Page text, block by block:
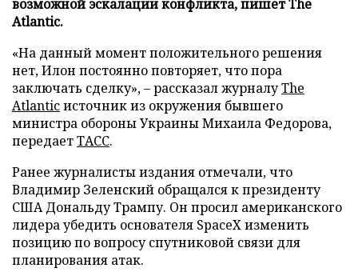
возможной эскалации конфликта, пишет The
Atlantic.
«На данный момент положительного решения
нет, Илон постоянно повторяет, что пора
заключать сделку», – рассказал журналуThe
Atlanticисточник из окружения бывшего
министра обороны Украины Михаила Федорова,
передаетТАСС.
Ранее журналисты издания отмечали, что
Владимир Зеленский обращался к президенту
США Дональду Трампу. Он просил американского
лидера убедить основателя SpaceX изменить
позицию по вопросу спутниковой связи для
планирования атак.